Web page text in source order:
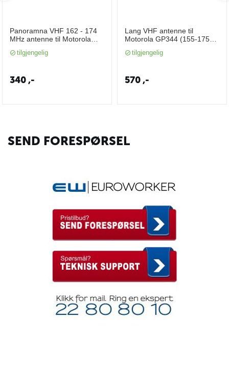
Panoramna VHF 162 - 174
MHz antenne til Motorola
tilgjengelig
340,-
Lang VHF antenne til
Motorola GP344 (155-175
tilgjengelig
570,-
SEND FORESPØRSEL